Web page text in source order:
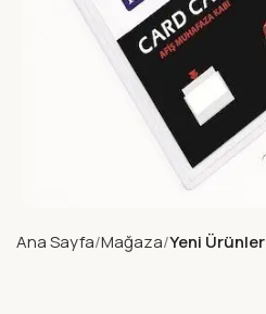
Ana Sayfa Mağaza Yeni Ürünler